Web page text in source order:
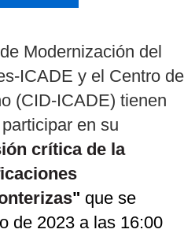
Modernización del
ICADE y el Centro de
(CID-ICADE) tienen
en su
crítica de la
" que se
de 2023 a las 16:00